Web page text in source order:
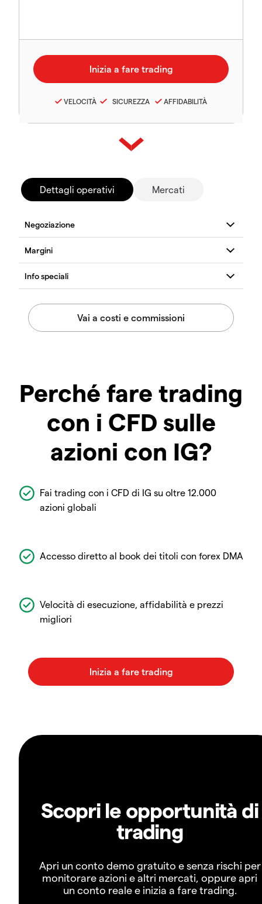
VELOCITÀ SICUREZZA AFFIDABILITÀ
Dettagli operativi Mercati
Perché fare trading
con i CFD sulle
azioni con IG?
Fai trading con i CFD di IG su oltre 12.000
azioni globali
Accesso diretto al book dei titoli con forex DMA
Velocità di esecuzione, affidabilità e prezzi
migliori
Scopri le opportunità di
trading
Apri un conto demo gratuito e senza rischi per
monitorare azioni e altri mercati, oppure apri
un conto reale e inizia a fare trading.